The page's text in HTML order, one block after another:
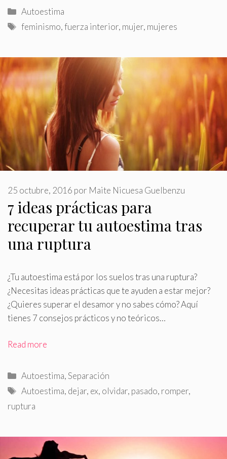
Categorías
Autoestima
Etiquetas
feminismo,fuerza interior, mujer, mujeres
7 ideas prácticas para
recuperar tu autoestima tras
una ruptura
25 octubre, 2016 por Maite Nicuesa Guelbenzu
¿Tu autoestima está por los suelos tras una ruptura?
¿Necesitas ideas prácticas que te ayuden a estar mejor?
¿Quieres superar el desamor y no sabes cómo? Aquí
tienes 7 consejos prácticos y no teóricos…
Read more
Categorías
Autoestima,Separación
Etiquetas
Autoestima, dejar, ex, olvidar, pasado, romper,
ruptura